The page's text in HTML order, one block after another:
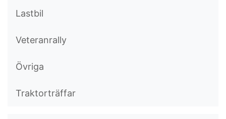
Lastbil
Veteranrally
Övriga
Traktorträffar